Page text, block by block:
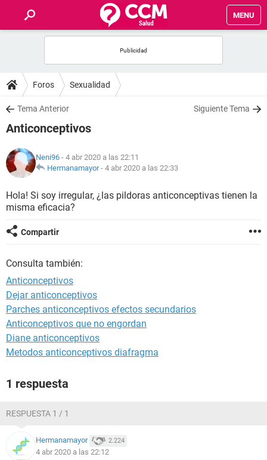
MENU
FOROS
SALUD
NUTRICIÓN
BIENESTAR
SEXUALIDAD
GLOSARIO
Foros Sexualidad
Tema Anterior Siguiente Tema
Anticonceptivos
Neni96 - 4 abr 2020 a las 22:11
Hermanamayor- 4 abr 2020 a las 22:33
Hola! Si soy irregular, ¿las pildoras anticonceptivas tienen la
misma eficacia?
Compartir
Consulta también:
Anticonceptivos
Dejar anticonceptivos
Parches anticonceptivos efectos secundarios
Anticonceptivos que no engordan
Diane anticonceptivos
Metodos anticonceptivos diafragma
1 respuesta
RESPUESTA 1 / 1
Hermanamayor 2.224
4 abr 2020 a las 22:12